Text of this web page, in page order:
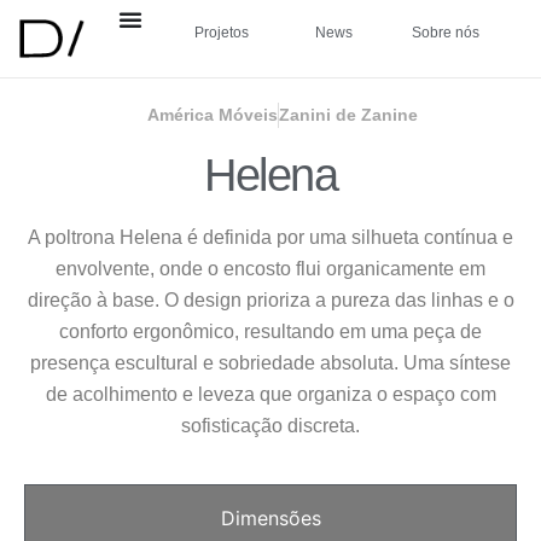
Projetos News Sobre nós
América MóveisZanini de Zanine
Helena
A poltrona Helena é definida por uma silhueta contínua e
envolvente, onde o encosto flui organicamente em
direção à base. O design prioriza a pureza das linhas e o
conforto ergonômico, resultando em uma peça de
presença escultural e sobriedade absoluta. Uma síntese
de acolhimento e leveza que organiza o espaço com
sofisticação discreta.
Dimensões